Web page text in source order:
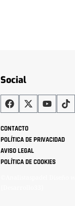
Social
CONTACTO
POLÍTICA DE PRIVACIDAD
AVISO LEGAL
POLÍTICA DE COOKIES